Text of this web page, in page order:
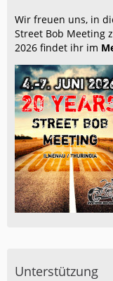
Wir freuen uns, in
Street Bob Meeting
2026 findet ihr im
Unterstützung